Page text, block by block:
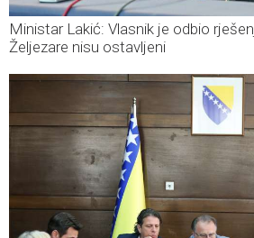
Ministar Lakić: Vlasnik je odbio
Željezare nisu ostavljeni